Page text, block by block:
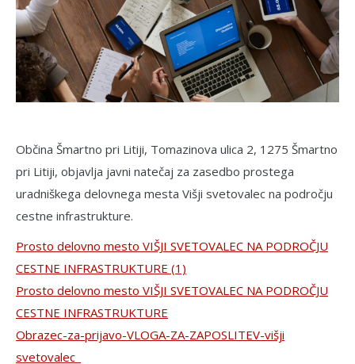
Občina Šmartno pri Litiji, Tomazinova ulica 2, 1275 Šmartno
pri Litiji, objavlja javni natečaj za zasedbo prostega
uradniškega delovnega mesta Višji svetovalec na področju
cestne infrastrukture.
Prosto delovno mesto VIŠJI SVETOVALEC NA PODROČJU
CESTNE INFRASTRUKTURE (1)
Prosto delovno mesto VIŠJI SVETOVALEC NA PODROČJU
CESTNE INFRASTRUKTURE
Obrazec-za-prijavo-VLOGA-ZA-ZAPOSLITEV-višji
svetovalec_